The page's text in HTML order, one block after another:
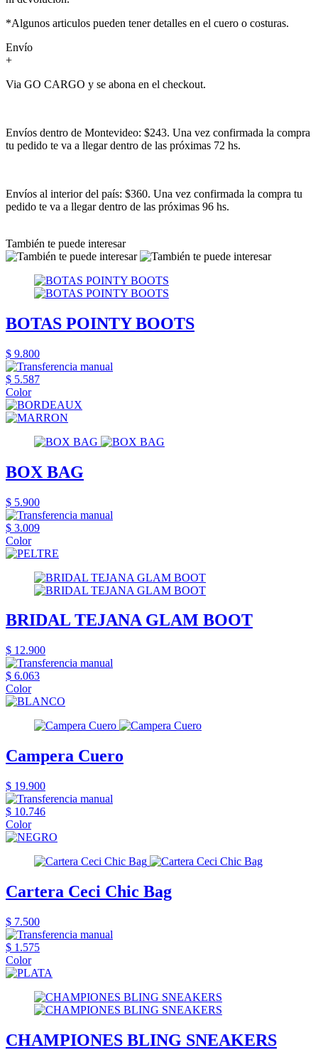
*Algunos articulos pueden tener detalles en el cuero o costuras.
Envío
+
Via GO CARGO y se abona en el checkout.
Envíos dentro de Montevideo: $243. Una vez confirmada la compra
tu pedido te va a llegar dentro de las próximas 72 hs.
Envíos al interior del país: $360. Una vez confirmada la compra tu
pedido te va a llegar dentro de las próximas 96 hs.
También te puede interesar
BOTAS POINTY BOOTS
$ 9.800
$ 5.587
Color
BOX BAG
$ 5.900
$ 3.009
Color
BRIDAL TEJANA GLAM BOOT
$ 12.900
$ 6.063
Color
Campera Cuero
$ 19.900
$ 10.746
Color
Cartera Ceci Chic Bag
$ 7.500
$ 1.575
Color
CHAMPIONES BLING SNEAKERS